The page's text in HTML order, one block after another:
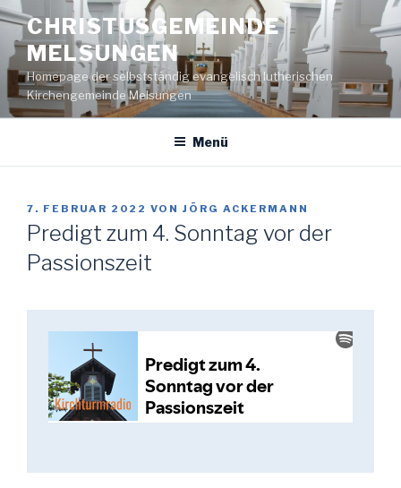
Zum
Inhalt
springen
CHRISTUSGEMEINDE
MELSUNGEN
Homepage der selbstständig evangelisch lutherischen
Kirchengemeinde Melsungen
Menü
VERÖFFENTLICHT
AM
7. FEBRUAR 2022 VON JÖRG ACKERMANN
Predigt zum 4. Sonntag vor der
Passionszeit